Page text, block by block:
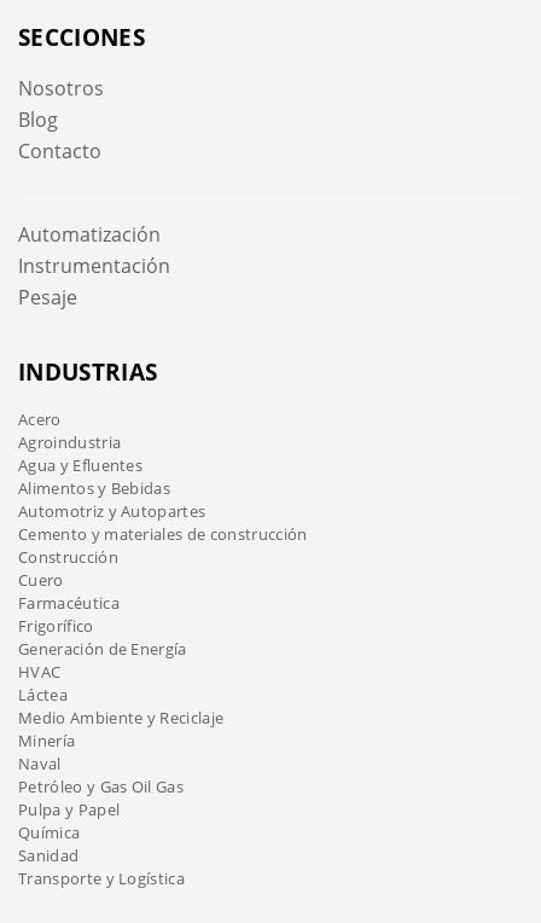
SECCIONES
Nosotros
Blog
Contacto
Automatización
Instrumentación
Pesaje
INDUSTRIAS
Acero
Agroindustria
Agua y Efluentes
Alimentos y Bebidas
Automotriz y Autopartes
Cemento y materiales de construcción
Construcción
Cuero
Farmacéutica
Frigorífico
Generación de Energía
HVAC
Láctea
Medio Ambiente y Reciclaje
Minería
Naval
Petróleo y Gas Oil Gas
Pulpa y Papel
Química
Sanidad
Transporte y Logística